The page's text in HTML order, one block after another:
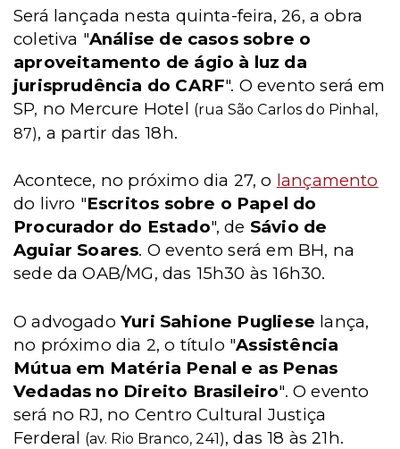
Será lançada nesta quinta-feira, 26, a obra
coletiva "Análise de casos sobre o
aproveitamento de ágio à luz da
jurisprudência do CARF". O evento será em
SP, no Mercure Hotel (rua São Carlos do Pinhal,
87), a partir das 18h.
Acontece, no próximo dia 27, o lançamento
do livro "Escritos sobre o Papel do
Procurador do Estado", de Sávio de
Aguiar Soares. O evento será em BH, na
sede da OAB/MG, das 15h30 às 16h30.
O advogadoYuri Sahione Pugliese lança,
no próximo dia 2, o título "Assistência
Mútua em Matéria Penal e as Penas
Vedadas no Direito Brasileiro". O evento
será no RJ, no Centro Cultural Justiça
Ferderal (av. Rio Branco, 241), das 18 às 21h.